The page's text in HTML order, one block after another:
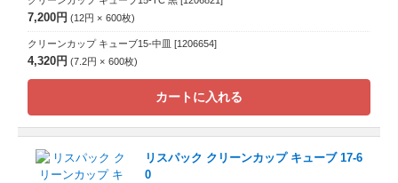
7,200円 12円 600枚
クリーンカップ キューブ15-中皿 [1206654]
4,320円 7.2円 600枚
カートに入れる
リスパック クリーンカップ キューブ 17-6
0